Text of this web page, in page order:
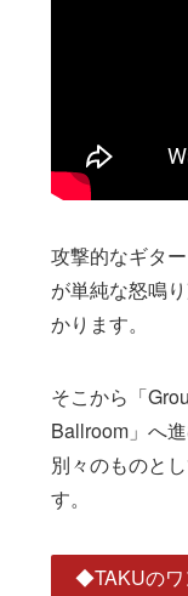
攻撃的なギタ
が単純な怒鳴
かります。
そこから「
Ballroom」へ
別々のものと
す。
◆TAKUのワ